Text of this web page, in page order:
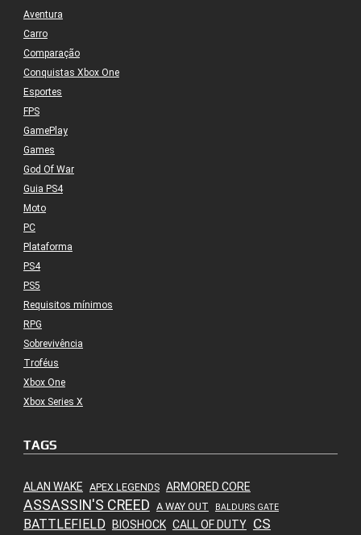
Aventura
Carro
Comparação
Conquistas Xbox One
Esportes
FPS
GamePlay
Games
God Of War
Guia PS4
Moto
PC
Plataforma
PS4
PS5
Requisitos mínimos
RPG
Sobrevivência
Troféus
Xbox One
Xbox Series X
TAGS
ALAN WAKE APEX LEGENDS ARMORED CORE
ASSASSIN'S CREED A WAY OUT BALDURS GATE
BATTLEFIELD BIOSHOCK CALL OF DUTY CS